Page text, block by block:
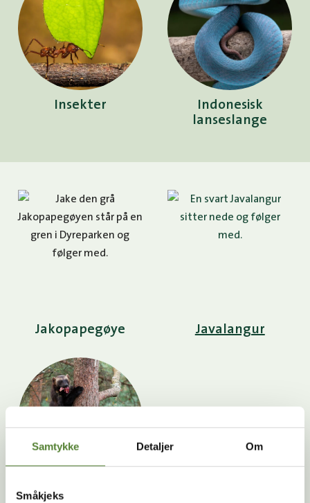
Samtykke Detaljer Om
Småkjeks
Insekter
Indonesisk
lanseslange
Jakopapegøye Javalangur